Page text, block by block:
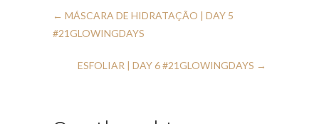
← MÁSCARA DE HIDRATAÇÃO | DAY 5
#21GLOWINGDAYS
ESFOLIAR | DAY 6 #21GLOWINGDAYS →